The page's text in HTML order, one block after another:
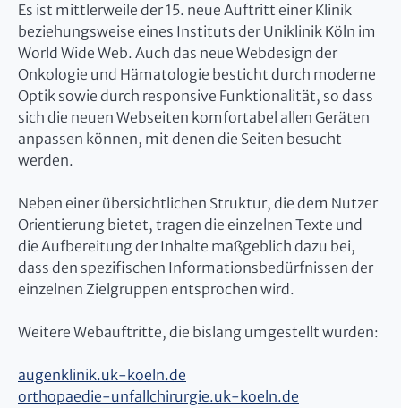
Es ist mittlerweile der 15. neue Auftritt einer Klinik
beziehungsweise eines Instituts der Uniklinik Köln im
World Wide Web. Auch das neue Webdesign der
Onkologie und Hämatologie besticht durch moderne
Optik sowie durch responsive Funktionalität, so dass
sich die neuen Webseiten komfortabel allen Geräten
anpassen können, mit denen die Seiten besucht
werden.
Neben einer übersichtlichen Struktur, die dem Nutzer
Orientierung bietet, tragen die einzelnen Texte und
die Aufbereitung der Inhalte maßgeblich dazu bei,
dass den spezifischen Informationsbedürfnissen der
einzelnen Zielgruppen entsprochen wird.
Weitere Webauftritte, die bislang umgestellt wurden:
augenklinik.uk-koeln.de
orthopaedie-unfallchirurgie.uk-koeln.de